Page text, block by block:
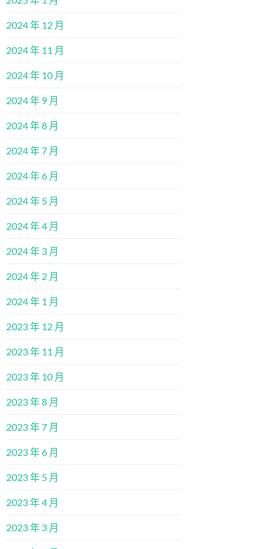
2024 年 12 月
2024 年 11 月
2024 年 10 月
2024 年 9 月
2024 年 8 月
2024 年 7 月
2024 年 6 月
2024 年 5 月
2024 年 4 月
2024 年 3 月
2024 年 2 月
2024 年 1 月
2023 年 12 月
2023 年 11 月
2023 年 10 月
2023 年 8 月
2023 年 7 月
2023 年 6 月
2023 年 5 月
2023 年 4 月
2023 年 3 月